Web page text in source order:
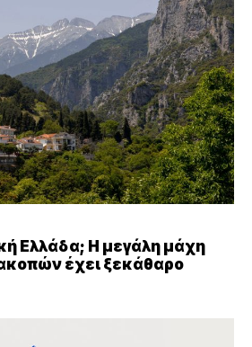
Ελλάδα; Η μεγάλη μάχη
έχει ξεκάθαρο